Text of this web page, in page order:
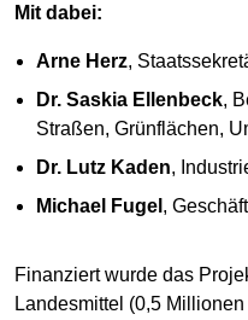
Mit dabei:
Arne Herz,
Dr. Saskia Ellenbeck,
Straßen, Grünflächen,
Dr. Lutz Kaden,
Michael Fugel ,
Finanziert wurde das
Landesmittel (0,5